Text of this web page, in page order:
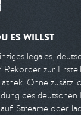
ES WILLST
legales,
Rekorder zur
Ohne
des deutschen
Streame oder